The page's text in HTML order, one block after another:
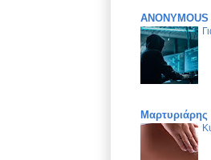
Μαρτυριάρης